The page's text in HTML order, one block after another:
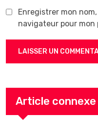
Enregistrer mon
navigateur pour mon
Article connexe